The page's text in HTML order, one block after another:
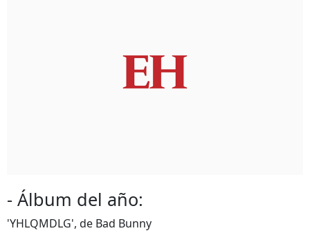
- Álbum del año:
'YHLQMDLG', de Bad Bunny